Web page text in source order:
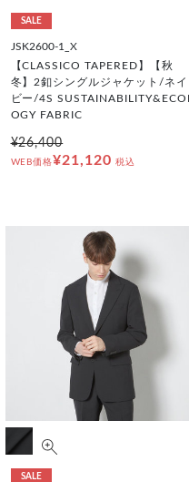
SALE
JSK2600-1_X
【CLASSICO TAPERED】【秋
冬】2釦シングルジャケット/ネイ
ビー/4S SUSTAINABILITY&ECOL
OGY FABRIC
¥26,400
WEB価格¥21,120 税込
SALE